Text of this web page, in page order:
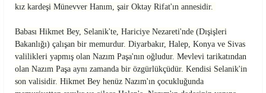
kız kardeşi Münevver Hanım, şair Oktay Rifat'ın annesidir.
Babası Hikmet Bey, Selanik'te, Hariciye Nezareti'nde (Dışişleri
Bakanlığı) çalışan bir memurdur. Diyarbakır, Halep, Konya ve Sivas
valilikleri yapmış olan Nazım Paşa'nın oğludur. Mevlevi tarikatından
olan Nazım Paşa aynı zamanda bir özgürlükçüdür. Kendisi Selanik'in
son valisidir. Hikmet Bey henüz Nazım'ın çocukluğunda